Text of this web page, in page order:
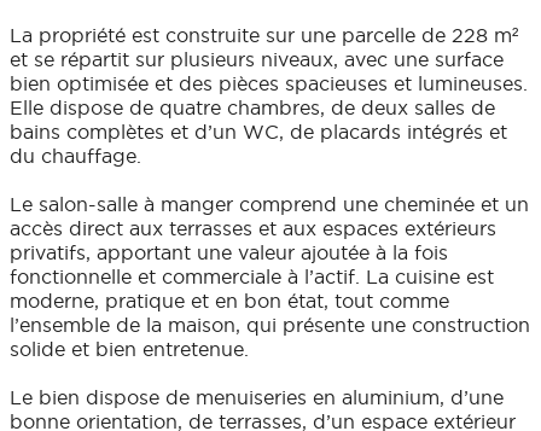
La propriété est construite sur une parcelle de 228 m²
et se répartit sur plusieurs niveaux, avec une surface
bien optimisée et des pièces spacieuses et lumineuses.
Elle dispose de quatre chambres, de deux salles de
bains complètes et d’un WC, de placards intégrés et
du chauffage.
Le salon-salle à manger comprend une cheminée et un
accès direct aux terrasses et aux espaces extérieurs
privatifs, apportant une valeur ajoutée à la fois
fonctionnelle et commerciale à l’actif. La cuisine est
moderne, pratique et en bon état, tout comme
l’ensemble de la maison, qui présente une construction
solide et bien entretenue.
Le bien dispose de menuiseries en aluminium, d’une
bonne orientation, de terrasses, d’un espace extérieur